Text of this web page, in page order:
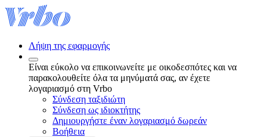
Λήψη της εφαρμογής
Είναι εύκολο να επικοινωνείτε με οικοδεσπότες και να
παρακολουθείτε όλα τα μηνύματά σας, αν έχετε
λογαριασμό στη Vrbo
Σύνδεση ταξιδιώτη
Σύνδεση ως ιδιοκτήτης
Δημιουργήστε έναν λογαριασμό δωρεάν
Βοήθεια